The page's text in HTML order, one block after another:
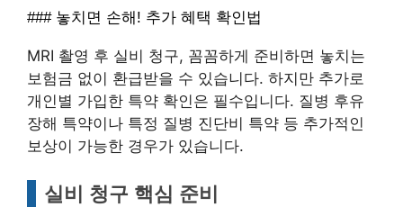
### 놓치면 손해! 추가 혜택 확인법
MRI 촬영 후 실비 청구, 꼼꼼하게 준비하면 놓치는
보험금 없이 환급받을 수 있습니다. 하지만 추가로
개인별 가입한 특약 확인은 필수입니다. 질병 후유
장해 특약이나 특정 질병 진단비 특약 등 추가적인
보상이 가능한 경우가 있습니다.
실비 청구 핵심 준비